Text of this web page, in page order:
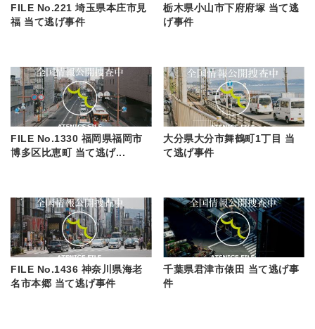
FILE No.221 埼玉県本庄市見
福 当て逃げ事件
栃木県小山市下府府塚 当て逃
げ事件
FILE No.1330 福岡県福岡市
博多区比恵町 当て逃げ...
大分県大分市舞鶴町1丁目 当
て逃げ事件
FILE No.1436 神奈川県海老
名市本郷 当て逃げ事件
千葉県君津市俵田 当て逃げ事
件